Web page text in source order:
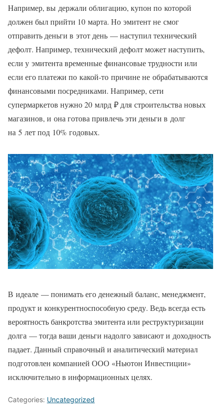
Например, вы держали облигацию, купон по которой
должен был прийти 10 марта. Но эмитент не смог
отправить деньги в этот день — наступил технический
дефолт. Например, технический дефолт может наступить,
если у эмитента временные финансовые трудности или
если его платежи по какой‑то причине не обрабатываются
финансовыми посредниками. Например, сети
супермаркетов нужно 20 млрд ₽ для строительства новых
магазинов, и она готова привлечь эти деньги в долг
на 5 лет под 10% годовых.
В идеале — понимать его денежный баланс, менеджмент,
продукт и конкурентноспособную среду. Ведь всегда есть
вероятность банкротства эмитента или реструктуризации
долга — тогда ваши деньги надолго зависают и доходность
падает. Данный справочный и аналитический материал
подготовлен компанией ООО «Ньютон Инвестиции»
исключительно в информационных целях.
Categories: Uncategorized